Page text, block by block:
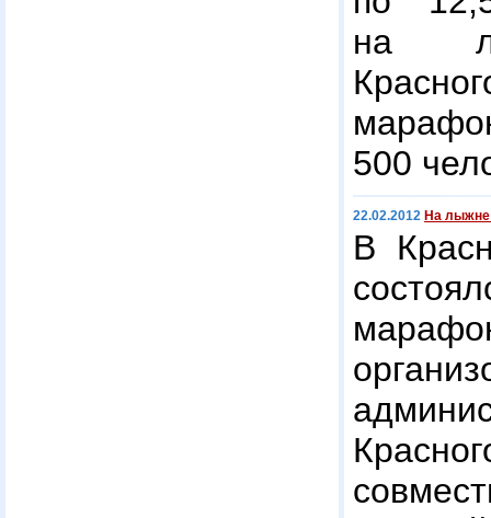
на
500
22.02.2012 На лыжне
В